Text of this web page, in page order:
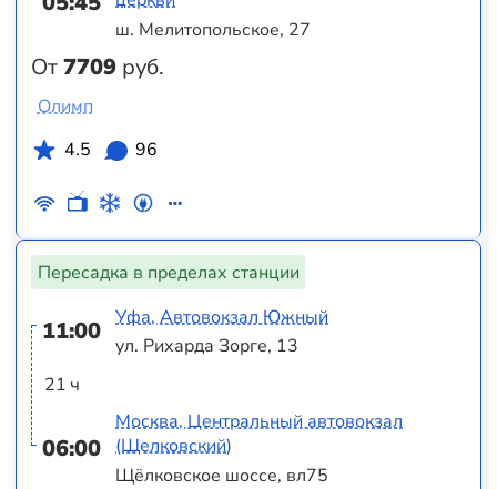
От7709 руб.
ш. Мелитопольское, 27
Олимп
4.5
96
Пересадка в пределах станции
11:00
21 ч
06:00
Уфа, Автовокзал Южный
ул. Рихарда Зорге, 13
Москва, Центральный автовокзал
(Щелковский)
Щёлковское шоссе, вл75